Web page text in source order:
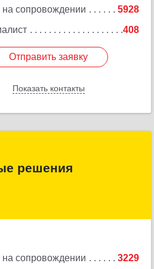
на сопровождении
5928
408
Отправить заявку
Показать контакты
Отправить заявку
Назад
решения
на сопровождении
3229
Смоленская обл, Смоленск г,
Подробнее